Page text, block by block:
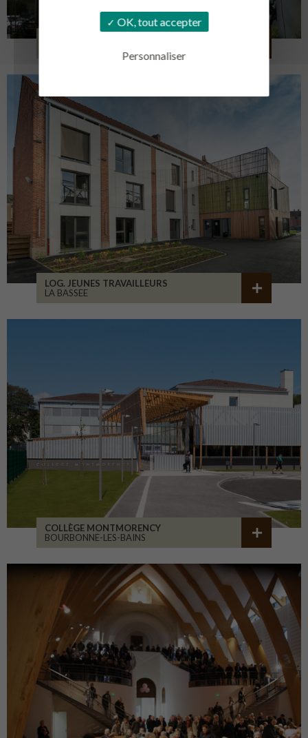
OK, tout accepter
Personnaliser
LOG. JEUNES TRAVAILLEURS
LA BASSEE
COLLÈGE MONTMORENCY
BOURBONNE-LES-BAINS